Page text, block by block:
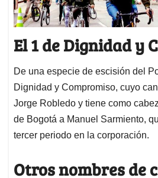
El 1 de Dignidad y
De una especie de escisión del
Dignidad y Compromiso, cuyo
Jorge Robledo y tiene como
de Bogotá a Manuel Sarmiento,
tercer periodo en la corporación.
Otros nombres de